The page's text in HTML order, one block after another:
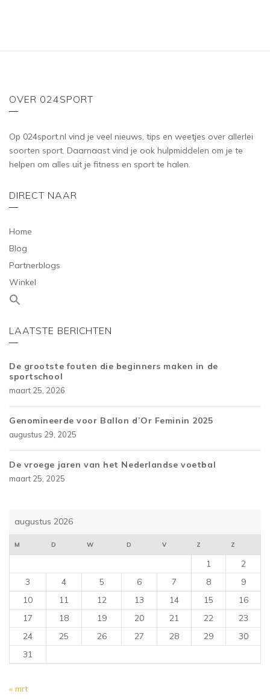
OVER 024SPORT
Op 024sport.nl vind je veel nieuws, tips en weetjes over allerlei
soorten sport. Daarnaast vind je ook hulpmiddelen om je te
helpen om alles uit je fitness en sport te halen.
DIRECT NAAR
Home
Blog
Partnerblogs
Winkel
LAATSTE BERICHTEN
De grootste fouten die beginners maken in de
sportschool
maart 25, 2026
Genomineerde voor Ballon d’Or Feminin 2025
augustus 29, 2025
De vroege jaren van het Nederlandse voetbal
maart 25, 2025
augustus 2026
M D W D V Z Z
1
2
3
4 5 6 7 8
9
10
11 12 13 14 15
16
17
18 19 20 21 22
23
24
25 26 27 28 29
30
31
« mrt